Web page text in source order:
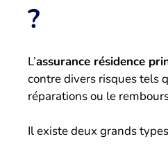
?
L’assurance résidence
contre divers risques tels
réparations ou le
Il existe deux grands